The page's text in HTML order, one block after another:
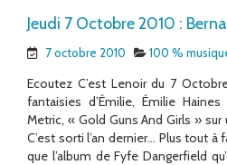
Jeudi 7 Octobre 2010 :
7 octobre 2010 100 %
Ecoutez C’est Lenoir du 7
fantaisies d’Émilie, Émilie
Metric, « Gold Guns And Girls »
C’est sorti l’an dernier… Plus tout
que l’album de Fyfe Dangerfield